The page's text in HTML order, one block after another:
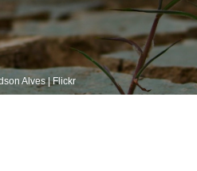
Alves | Flickr